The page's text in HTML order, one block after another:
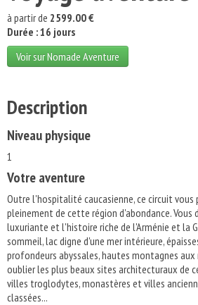
à partir de 2599.00 €
Durée : 16 jours
Voir sur Nomade Aventure
Description
Niveau physique
1
Votre aventure
Outre l'hospitalité caucasienne, ce circuit
pleinement de cette région d'abondance. Vous
luxuriante et l'histoire riche de l'Arménie et la
sommeil, lac digne d'une mer intérieure,
profondeurs abyssales, hautes montagnes aux
oublier les plus beaux sites architecturaux de
villes troglodytes, monastères et villes
classées...